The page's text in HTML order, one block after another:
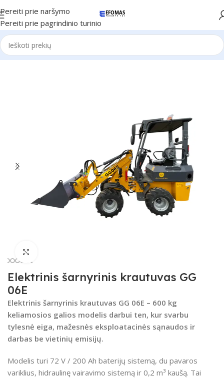
Pereiti prie naršymo
Pereiti prie pagrindinio turinio
Pradžia Günter Grossmann technika Krautuvai
Elektrinis šarnyrinis krautuvas GG
06E
Elektrinis šarnyrinis krautuvas GG 06E – 600 kg
keliamosios galios modelis darbui ten, kur svarbu
tylesnė eiga, mažesnės eksploatacinės sąnaudos ir
darbas be vietinių emisijų.
Modelis turi 72 V / 200 Ah baterijų sistemą, du pavaros
variklius, hidraulinę vairavimo sistemą ir 0,2 m³ kaušą. Tai